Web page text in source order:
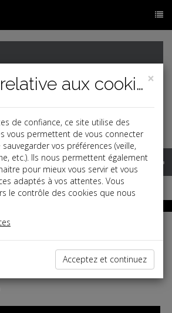
juridique en vidéo
×
Politique relative aux cookies
de confiance, ce site utilise des
vous permettent de vous connecter
vos préférences (veille,
etc.). Ils nous permettent également
pour mieux vous servir et vous
adaptés à vos attentes. Vous
le contrôle des cookies que nous
Acceptez et continuez